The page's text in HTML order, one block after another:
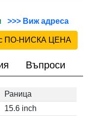
>>> Виж адреса
с ПО-НИСКА ЦЕНА
Въпроси
Раница
15.6 inch